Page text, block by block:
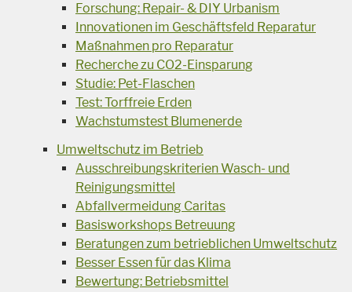
Forschung: Repair- & DIY Urbanism
Innovationen im Geschäftsfeld Reparatur
Maßnahmen pro Reparatur
Recherche zu CO2-Einsparung
Studie: Pet-Flaschen
Test: Torffreie Erden
Wachstumstest Blumenerde
Umweltschutz im Betrieb
Ausschreibungskriterien Wasch- und
Reinigungsmittel
Abfallvermeidung Caritas
Basisworkshops Betreuung
Beratungen zum betrieblichen Umweltschutz
Besser Essen für das Klima
Bewertung: Betriebsmittel